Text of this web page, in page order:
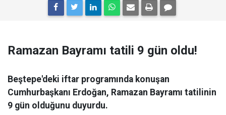
Ramazan Bayramı tatili 9 gün oldu!
Beştepe'deki iftar programında konuşan
Cumhurbaşkanı Erdoğan, Ramazan Bayramı tatilinin
9 gün olduğunu duyurdu.